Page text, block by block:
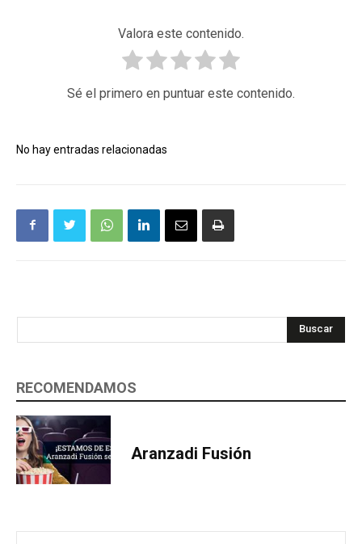
Valora este contenido.
Sé el primero en puntuar este contenido.
No hay entradas relacionadas
Buscar
RECOMENDAMOS
Aranzadi Fusión